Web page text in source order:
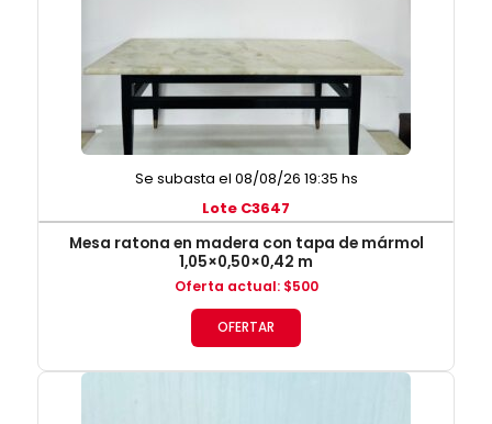
Se subasta el 08/08/26 19:35 hs
Lote C3647
Mesa ratona en madera con tapa de mármol
1,05×0,50×0,42 m
Oferta actual: $500
OFERTAR